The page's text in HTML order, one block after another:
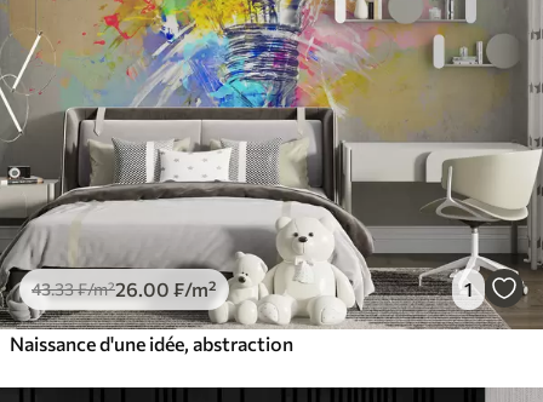
43.33₣/m²26.00 ₣/m² 1
Naissance d'une idée, abstraction